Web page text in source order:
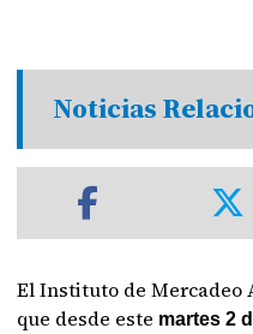
Noticias
El Instituto de Mercadeo
que desde este martes 2